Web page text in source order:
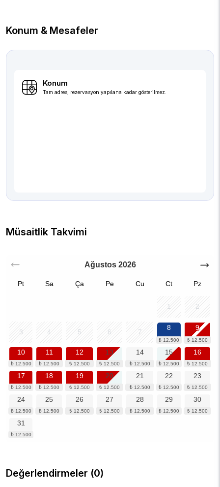
Konum & Mesafeler
Konum
Tam adres, rezervasyon yapılana kadar gösterilmez.
Müsaitlik Takvimi
Ağustos 2026
Pt Sa Ça Pe Cu Ct Pz
1 2
3 4 5 6 7
8 9
10 11 12 13 14 15 16
17 18 19 20 21 22 23
24 25 26 27 28 29 30
31
Değerlendirmeler (0)